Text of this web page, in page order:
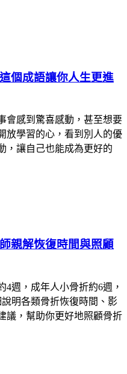
個成語讓你人生更進
會感到驚喜感動，甚至想要
放學習的心，看到別人的優
，讓自己也能成為更好的
親解恢復時間與照顧
週，成年人小骨折約6週，
明各類骨折恢復時間、影
議，幫助你更好地照顧骨折